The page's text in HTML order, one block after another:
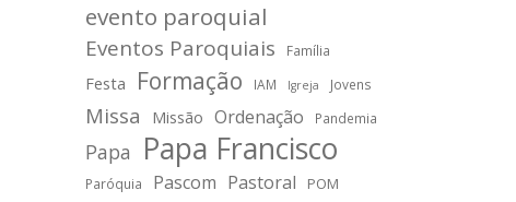
evento paroquial
Eventos Paroquiais Família
Festa Formação IAM Igreja Jovens
Missa Missão Ordenação Pandemia
Papa Papa Francisco
Paróquia Pascom Pastoral POM